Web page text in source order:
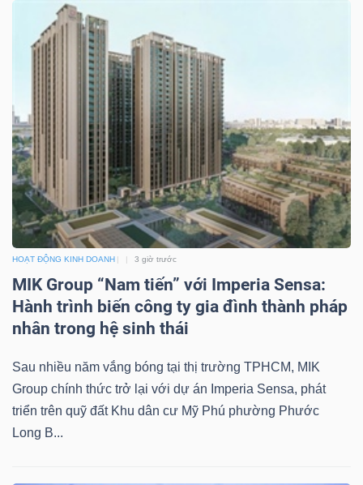
HOẠT ĐỘNG KINH DOANH 3 giờ trước
MIK Group “Nam tiến” với Imperia Sensa:
Hành trình biến công ty gia đình thành pháp
nhân trong hệ sinh thái
Sau nhiều năm vắng bóng tại thị trường TPHCM, MIK
Group chính thức trở lại với dự án Imperia Sensa, phát
triển trên quỹ đất Khu dân cư Mỹ Phú phường Phước
Long B...